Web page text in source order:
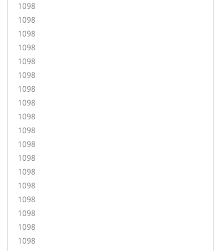
1098
1098
1098
1098
1098
1098
1098
1098
1098
1098
1098
1098
1098
1098
1098
1098
1098
1098